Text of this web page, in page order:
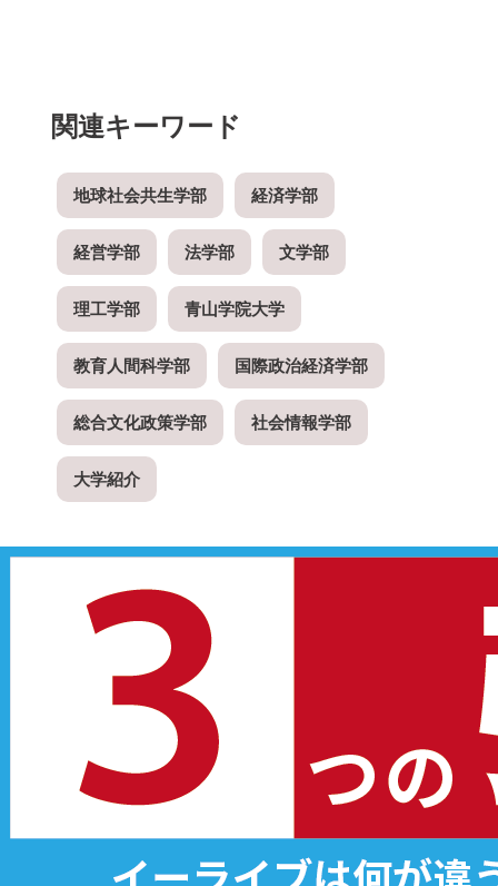
関連キーワード
地球社会共生学部 経済学部
経営学部 法学部 文学部
理工学部 青山学院大学
教育人間科学部 国際政治経済学部
総合文化政策学部 社会情報学部
大学紹介